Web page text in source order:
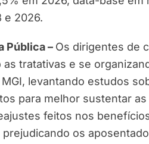
e 2026.
Pública – Os dirigentes de
tratativas e se
levantando estudos
para melhor sustentar
feitos nos
os